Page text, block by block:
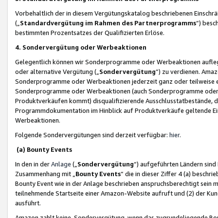
Vorbehaltlich der in diesem Vergütungskatalog beschriebenen
(„ Standardvergütung im Rahmen des Partnerprogramms“)
bestimmten Prozentsatzes der Qualifizierten Erlöse.
4. Sondervergütung oder Werbeaktionen
Gelegentlich können wir Sonderprogramme oder Werbeaktionen
oder alternative Vergütung („ Sondervergütung”) zu verdienen.
Sonderprogramme oder Werbeaktionen jederzeit ganz oder
Sonderprogramme oder Werbeaktionen (auch Sonderprogramme
Produktverkäufen kommt) disqualifizierende Ausschlusstatbestände,
Programmdokumentation im Hinblick auf Produktverkäufe geltende
Werbeaktionen.
Folgende Sondervergütungen sind derzeit verfügbar: hier.
(a) Bounty Events
In den in derAnlage („ Sondervergütung“) aufgeführten Ländern
Zusammenhang mit „ Bounty Events“ die in dieser Ziffer 4 (a)
Bounty Event wie in der Anlage beschrieben anspruchsberechtigt sein
teilnehmende Startseite einer Amazon-Website aufruft und (2) der
ausführt.